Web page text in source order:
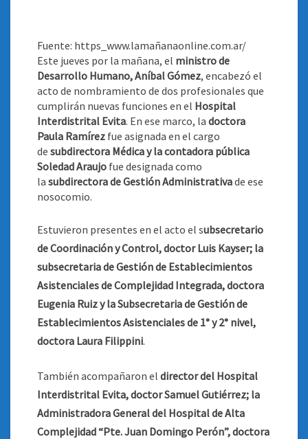
Fuente: https_www.lamañanaonline.com.ar/
Este jueves por la mañana, el ministro de
Desarrollo Humano, Aníbal Gómez, encabezó el
acto de nombramiento de dos profesionales que
cumplirán nuevas funciones en el Hospital
Interdistrital Evita. En ese marco, la doctora
Paula Ramírez fue asignada en el cargo
de subdirectora Médica y la contadora pública
Soledad Araujo fue designada como
la subdirectora de Gestión Administrativade ese
nosocomio.
Estuvieron presentes en el acto el subsecretario
de Coordinación y Control, doctor Luis Kayser; la
subsecretaria de Gestión de Establecimientos
Asistenciales de Complejidad Integrada, doctora
Eugenia Ruiz y la Subsecretaria de Gestión de
Establecimientos Asistenciales de 1° y 2° nivel,
doctora Laura Filippini.
También acompañaron el director del Hospital
Interdistrital Evita, doctor Samuel Gutiérrez; la
Administradora General del Hospital de Alta
Complejidad “Pte. Juan Domingo Perón”, doctora